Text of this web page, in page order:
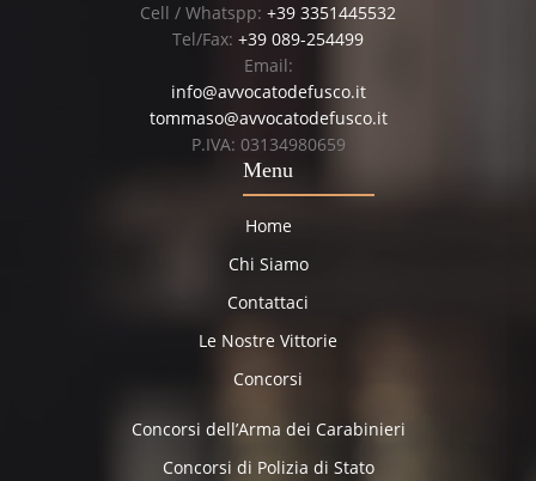
Cell / Whatspp: +39 3351445532
Tel/Fax: +39 089-254499
Email:
info@avvocatodefusco.it
tommaso@avvocatodefusco.it
P.IVA: 03134980659
Menu
Home
Chi Siamo
Contattaci
Le Nostre Vittorie
Concorsi
Concorsi dell’Arma dei Carabinieri
Concorsi di Polizia di Stato